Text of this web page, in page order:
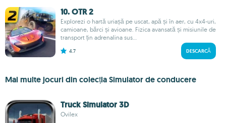
10. OTR 2
Explorezi o hartă uriașă pe uscat, apă și în aer, cu 4x4-uri,
camioane, bărci și avioane. Fizica avansată și misiunile de
transport țin adrenalina sus...
4.7 DESCARCĂ
Mai multe jocuri din colecția Simulator de conducere
Truck Simulator 3D
Ovilex